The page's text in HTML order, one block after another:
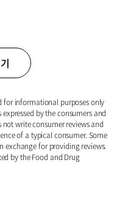
for informational purposes only
by the consumers and
not write consumer reviews and
of a typical consumer. Some
exchange for providing reviews.
by the Food and Drug